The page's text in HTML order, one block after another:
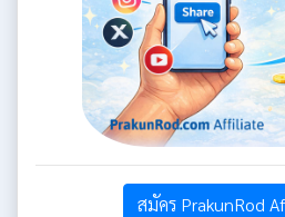
สมัคร PrakunRod